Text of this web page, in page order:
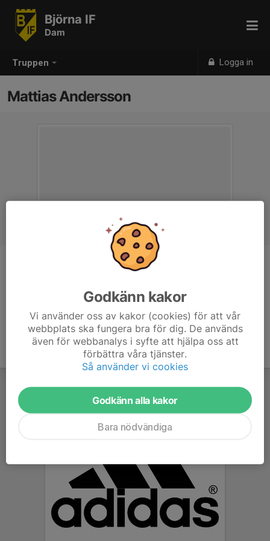
Truppen Logga in
Björna IF
Dam
Mattias Andersson
Tränare
Godkänn kakor
Vi använder oss av kakor (cookies) för att vår
webbplats ska fungera bra för dig. De används
även för webbanalys i syfte att hjälpa oss att
förbättra våra tjänster.
Så använder vi cookies
Godkänn alla kakor
Bara nödvändiga